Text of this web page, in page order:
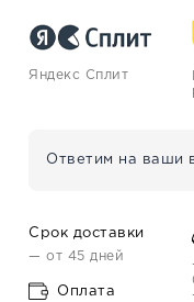
Яндекс Сплит
Ответим на ваши
Срок доставки
— от 45 дней
Оплата